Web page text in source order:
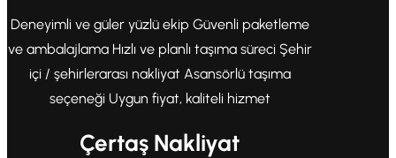
Deneyimli ve güler yüzlü ekip Güvenli paketleme
ve ambalajlama Hızlı ve planlı taşıma süreci Şehir
içi / şehirlerarası nakliyat Asansörlü taşıma
seçeneği Uygun fiyat, kaliteli hizmet
Çertaş Nakliyat